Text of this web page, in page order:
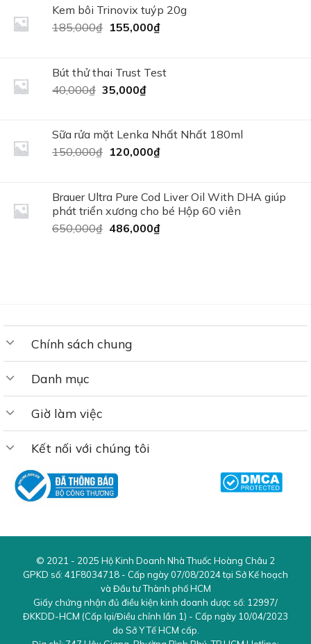
170,000₫.là:
130,000₫.
Kem bôi Trinovix tuýp 20g
185,000₫ Giá
185,000₫.
155,000₫Giá
là:
Bút thử thai Trust Test
40,000₫ Giá
40,000₫.
35,000₫Giá
là:
35,000₫.
Sữa rửa mặt Lenka Nhất Nhất 180ml
150,000₫ Giá
150,000₫.
120,000₫Giá
là:
120,000₫.
Brauer Ultra Pure Cod Liver Oil With DHA giúp
phát triển xương cho bé Hộp 60 viên
650,000₫ Giá
486,000₫Giá
Chính sách chung
Danh mục
Giờ làm việc
Kết nối với chúng tôi
© 2021 - 2025 Hộ Kinh Doanh Nhà Thuốc Hoàng Châu 2
GPKD số: 41F8034718 - Cấp ngày 07/08/2024 tại Sở Kế hoạch
và Đầu tư Thành phố HCM
Giấy chứng nhận đủ điều kiện kinh doanh dược số: 12997/
ĐKKDD-HCM (Cấp lại/Điều chỉnh lần 1) - Cấp ngày 10/04/2023
do Sở Y Tế HCM cấp.